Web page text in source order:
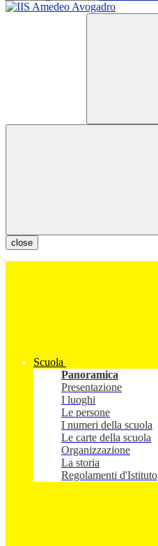
close
Scuola
Panoramica
Presentazione
I luoghi
Le persone
I numeri della scuola
Le carte della scuola
Organizzazione
La storia
Regolamenti d'Istituto